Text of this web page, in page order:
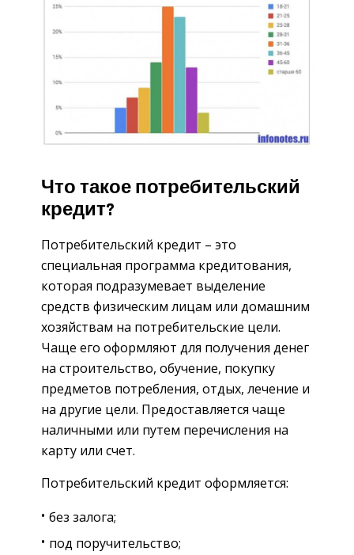
Что такое потребительский
кредит?
Потребительский кредит – это
специальная программа кредитования,
которая подразумевает выделение
средств физическим лицам или домашним
хозяйствам на потребительские цели.
Чаще его оформляют для получения денег
на строительство, обучение, покупку
предметов потребления, отдых, лечение и
на другие цели. Предоставляется чаще
наличными или путем перечисления на
карту или счет.
Потребительский кредит оформляется:
без залога;
под поручительство;